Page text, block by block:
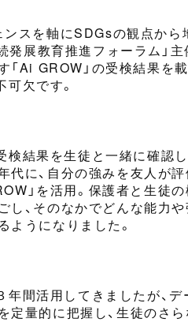
ンスを軸にSDGsの観点か
発展教育推進フォーラム」
「Ai GROW」の受検結果を
可欠です。
検結果を生徒と一緒に確認
代に、自分の強みを友人 が
」 を活用。 保護者と生徒
し、そのなかでどんな能力
ようになりました。
年間活用してきましたが、 デ
定量的に把握し、生徒のさ